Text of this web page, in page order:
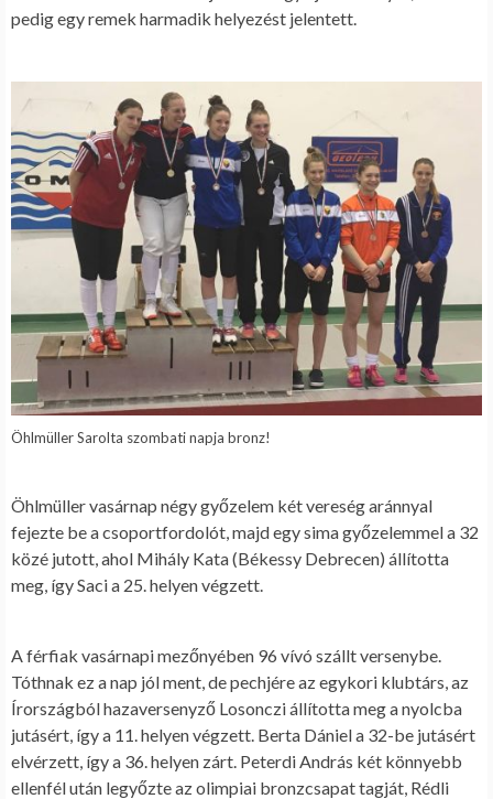
pedig egy remek harmadik helyezést jelentett.
Öhlmüller Sarolta szombati napja bronz!
Öhlmüller vasárnap négy győzelem két vereség aránnyal
fejezte be a csoportfordolót, majd egy sima győzelemmel a 32
közé jutott, ahol Mihály Kata (Békessy Debrecen) állította
meg, így Saci a 25. helyen végzett.
A férfiak vasárnapi mezőnyében 96 vívó szállt versenybe.
Tóthnak ez a nap jól ment, de pechjére az egykori klubtárs, az
Írországból hazaversenyző Losonczi állította meg a nyolcba
jutásért, így a 11. helyen végzett. Berta Dániel a 32-be jutásért
elvérzett, így a 36. helyen zárt. Peterdi András két könnyebb
ellenfél után legyőzte az olimpiai bronzcsapat tagját, Rédli